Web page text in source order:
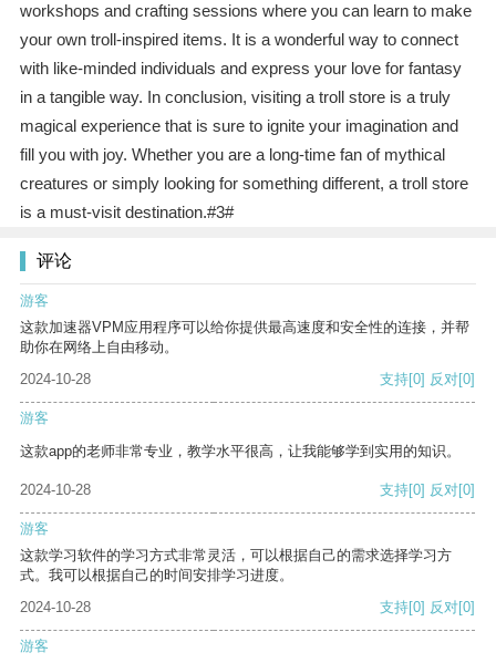
workshops and crafting sessions where you can learn to make
your own troll-inspired items. It is a wonderful way to connect
with like-minded individuals and express your love for fantasy
in a tangible way. In conclusion, visiting a troll store is a truly
magical experience that is sure to ignite your imagination and
fill you with joy. Whether you are a long-time fan of mythical
creatures or simply looking for something different, a troll store
is a must-visit destination.#3#
评论
游客
这款加速器VPM应用程序可以给你提供最高速度和安全性的连接，并帮
助你在网络上自由移动。
2024-10-28
支持[0] 反对[0]
游客
这款app的老师非常专业，教学水平很高，让我能够学到实用的知识。
2024-10-28 支持[0] 反对[0]
游客
这款学习软件的学习方式非常灵活，可以根据自己的需求选择学习方
式。我可以根据自己的时间安排学习进度。
2024-10-28
支持[0] 反对[0]
游客